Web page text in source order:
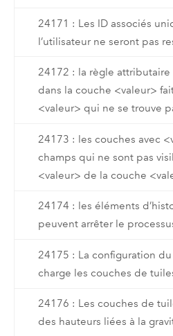
24171 : Les ID associés
l’utilisateur ne seront pas
24172 : la règle
dans la couche <valeur>
<valeur> qui ne se trouve
24173 : les couches avec
champs qui ne sont pas
<valeur> de la couche
24174 : les éléments
peuvent arrêter le
24175 : La configuration
charge les couches de
24176 : Les couches de
des hauteurs liées à la